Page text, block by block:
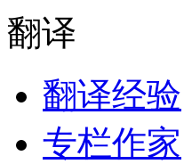
翻译
翻译经验
专栏作家